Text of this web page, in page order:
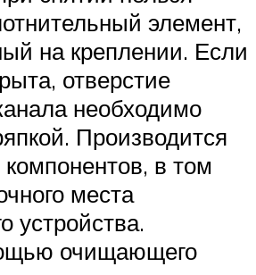
элемент,
на креплении. Если
отверстие
необходимо
Производится
компонентов, в том
места
устройства.
очищающего